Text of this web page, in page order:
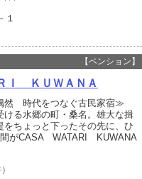
１
【ペンション】
Ｉ ＫＵＷＡＮＡ
然 時代をつなぐ古民家宿≫
ける水郷の町・桑名。雄大な揖
ちょっと下ったその先に、ひ
間がCASA WATARI KUWANA